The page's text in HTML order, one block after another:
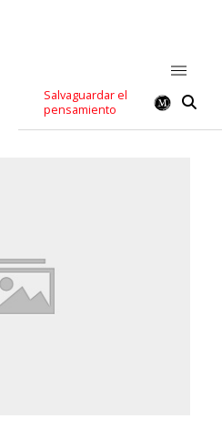
Salvaguardar el
pensamiento